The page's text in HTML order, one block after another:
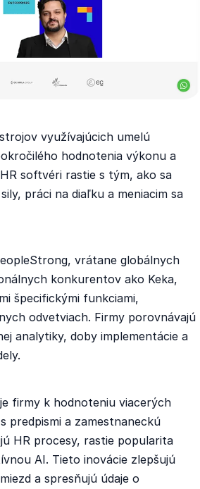
využívajúcich umelú
hodnotenia výkonu a
softvéri rastie s tým, ako sa
práci na diaľku a meniacim sa
vrátane globálnych
konkurentov ako Keka,
špecifickými funkciami,
odvetviach. Firmy porovnávajú
analytiky, doby implementácie a
firmy k hodnoteniu viacerých
predpismi a zamestnaneckú
HR procesy, rastie popularita
AI. Tieto inovácie zlepšujú
a spresňujú údaje o